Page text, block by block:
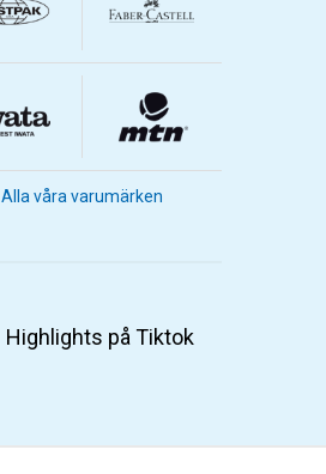
Alla våra varumärken
Highlights på Tiktok